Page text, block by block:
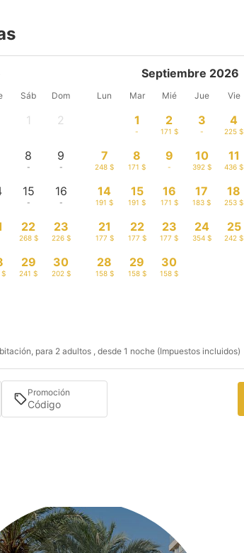
Sáb Dom
1 2
8
-
9
-
15
-
16
-
22
268 $
23
226 $
$
29
241 $
30
202 $
Septiembre 2026
Lun Mar Mié Jue Vie
1
-
2
171 $
3
-
4
225 $
7
248 $
8
171 $
9
-
10
392 $
11
436 $
14
191 $
15
191 $
16
171 $
17
183 $
18
253 $
21
177 $
22
177 $
23
177 $
24
354 $
25
242 $
28
158 $
29
158 $
30
158 $
para 2 adultos , desde 1 noche (Impuestos incluidos)
Promoción